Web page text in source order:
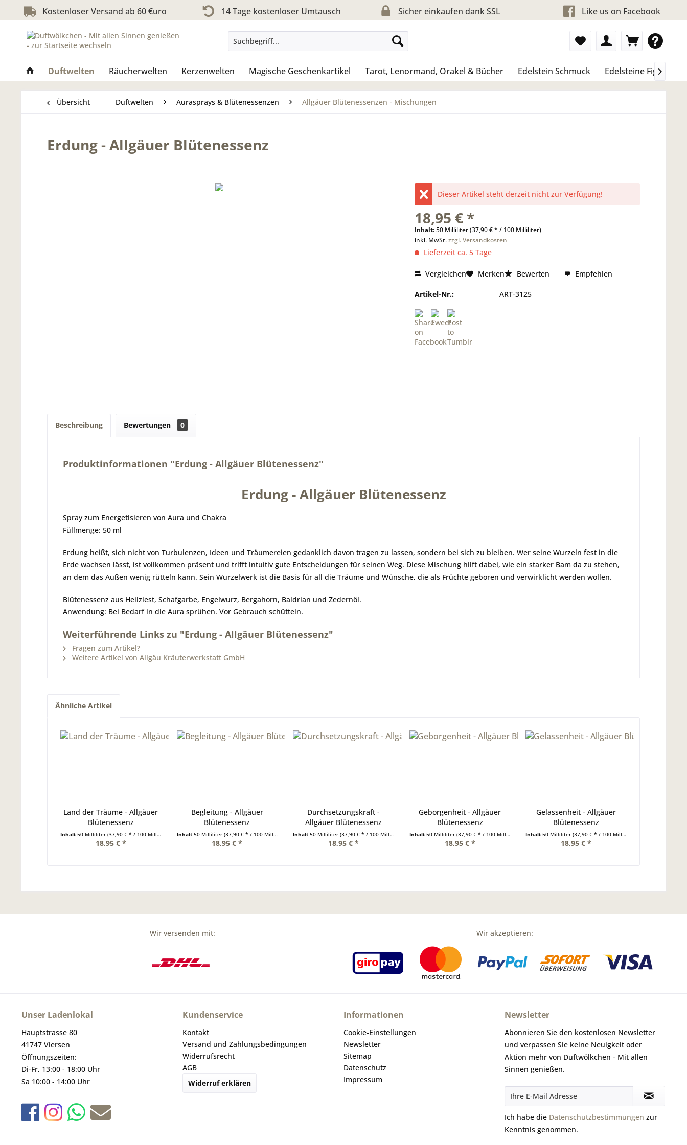
Kostenloser Versand ab 60 €uro 14 Tage kostenloser Umtausch Sicher einkaufen dank SSL Like us on Facebook
Duftwelten Räucherwelten Kerzenwelten Magische Geschenkartikel Tarot, Lenormand, Orakel & Bücher Edelstein Schmuck Edelsteine Figure &

Übersicht Duftwelten Aurasprays & Blütenessenzen Allgäuer Blütenessenzen - Mischungen
Erdung - Allgäuer Blütenessenz
Dieser Artikel steht derzeit nicht zur Verfügung!
18,95 € *
Inhalt:50 Milliliter (37,90 € * / 100 Milliliter)
inkl. MwSt.zzgl. Versandkosten
Lieferzeit ca. 5 Tage
Vergleichen Merken Bewerten Empfehlen
Artikel-Nr.: ART-3125
Beschreibung Bewertungen 0
Produktinformationen "Erdung - Allgäuer Blütenessenz"
Erdung - Allgäuer Blütenessenz
Spray zum Energetisieren von Aura und Chakra
Füllmenge: 50 ml
Erdung heißt, sich nicht von Turbulenzen, Ideen und Träumereien gedanklich davon tragen zu lassen, sondern bei sich zu bleiben. Wer seine Wurzeln fest in die
Erde wachsen lässt, ist vollkommen präsent und trifft intuitiv gute Entscheidungen für seinen Weg. Diese Mischung hilft dabei, wie ein starker Bam da zu stehen,
an dem das Außen wenig rütteln kann. Sein Wurzelwerk ist die Basis für all die Träume und Wünsche, die als Früchte geboren und verwirklicht werden wollen.
Blütenessenz aus Heilziest, Schafgarbe, Engelwurz, Bergahorn, Baldrian und Zedernöl.
Anwendung: Bei Bedarf in die Aura sprühen. Vor Gebrauch schütteln.
Weiterführende Links zu "Erdung - Allgäuer Blütenessenz"
Fragen zum Artikel?
Weitere Artikel von Allgäu Kräuterwerkstatt GmbH
Ähnliche Artikel
Land der Träume - Allgäuer
Blütenessenz
Inhalt 50 Milliliter (37,90 € * / 100 Milliliter)
18,95 € *
Begleitung - Allgäuer
Blütenessenz
Inhalt 50 Milliliter (37,90 € * / 100 Milliliter)
18,95 € *
Durchsetzungskraft -
Allgäuer Blütenessenz
Inhalt50 Milliliter(37,90 € * / 100 Milliliter)
18,95 € *
Geborgenheit - Allgäuer
Blütenessenz
Inhalt 50 Milliliter (37,90 € * / 100 Milliliter)
18,95 € *
Gelassenheit - Allgäuer
Blütenessenz
Inhalt50 Milliliter(37,90 € * / 100 Milliliter)
18,95 € *
Wir versenden mit: Wir akzeptieren:
Unser Ladenlokal
Hauptstrasse 80
41747 Viersen
Öffnungszeiten:
Di-Fr, 13:00 - 18:00 Uhr
Sa 10:00 - 14:00 Uhr
Kundenservice
Kontakt
Versand und Zahlungsbedingungen
Widerrufsrecht
AGB
Widerruf erklären
Informationen
Cookie-Einstellungen
Newsletter
Sitemap
Datenschutz
Impressum
Newsletter
Abonnieren Sie den kostenlosen Newsletter
und verpassen Sie keine Neuigkeit oder
Aktion mehr von Duftwölkchen - Mit allen
Sinnen genießen.
Ich habe die Datenschutzbestimmungen zur
Kenntnis genommen.